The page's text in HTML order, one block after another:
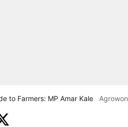
to Farmers: MP Amar Kale Agrowon